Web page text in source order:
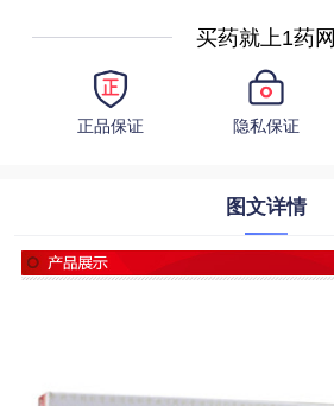
买药就上1药网
正品保证 隐私保证
图文详情